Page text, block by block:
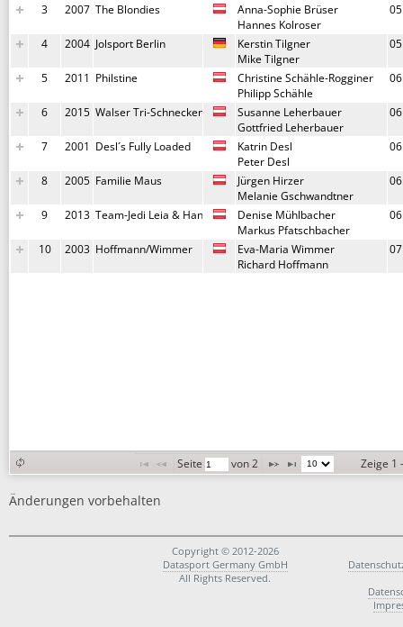
3 2007 The Blondies
Anna-Sophie Brüser
Hannes Kolroser
4 2004 Jolsport Berlin
Kerstin Tilgner
Mike Tilgner
5 2011 Philstine
Christine Schähle-Rogginer
Philipp Schähle
6 2015 Walser Tri-Schnecken
Susanne Leherbauer
Gottfried Leherbauer
7 2001 Desl´s Fully Loaded
Katrin Desl
Peter Desl
8 2005 Familie Maus
Jürgen Hirzer
Melanie Gschwandtner
9 2013 Team-Jedi Leia & Han
Denise Mühlbacher
Markus Pfatschbacher
10 2003 Hoffmann/Wimmer
Eva-Maria Wimmer
Richard Hoffmann
Seite von 2 Zeige 1
Änderungen vorbehalten
Copyright © 2012-2026
Datasport Germany GmbH
All Rights Reserved.